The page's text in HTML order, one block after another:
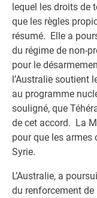
lequel les droits de
que les règles
résumé. Elle a
du régime de non-
pour le
l’Australie soutient
au programme
souligné, que
de cet accord. La
pour que les armes
Syrie.
L’Australie, a
du renforcement